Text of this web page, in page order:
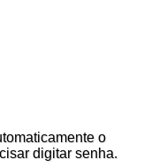
o
digitar senha.